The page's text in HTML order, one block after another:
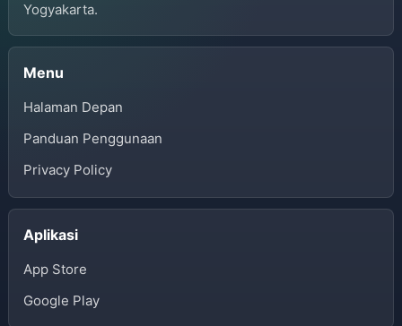
Yogyakarta.
Menu
Halaman Depan
Panduan Penggunaan
Privacy Policy
Aplikasi
App Store
Google Play